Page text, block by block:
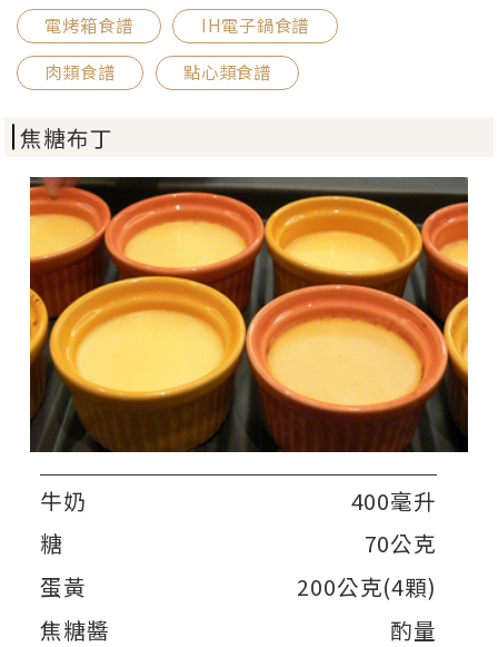
電烤箱食譜
IH電子鍋食譜
肉類食譜
點心類食譜
焦糖布丁
牛奶
400毫升
糖
70公克
蛋黃
200公克(4顆)
焦糖醬
酌量